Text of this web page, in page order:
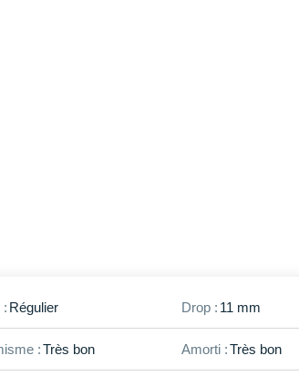
: Régulier Drop : 11 mm
:Très bon Amorti :Très bon